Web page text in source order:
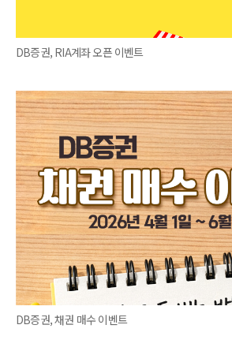
DB증권, RIA계좌 오픈 이벤트
DB증권, 채권 매수 이벤트